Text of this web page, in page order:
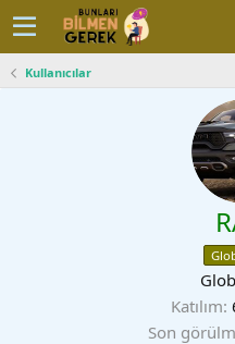
Kullanıcılar
Katılım
Son